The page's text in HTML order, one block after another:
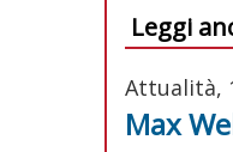
Leggi
Attualità,
Max